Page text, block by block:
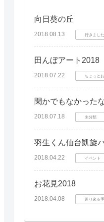
向日葵の丘
2018.08.13 行きました
田んぼアート2018
2018.07.22 ちょっと
閑かでもなかった
2018.07.18 未分類
羽生くん仙台凱旋
2018.04.22 イベント
お花見2018
2018.04.08 巡り來る